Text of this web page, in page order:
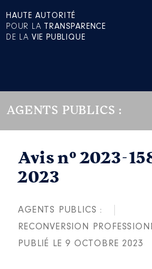
HAUTE AUTORITÉ
POUR LA TRANSPARENCE
DE LA VIE PUBLIQUE
AGENTS PUBLICS :
Avis n° 2023-
2023
AGENTS PUBLICS :
RECONVERSION
PUBLIÉ LE 9 OCTOBRE 2023